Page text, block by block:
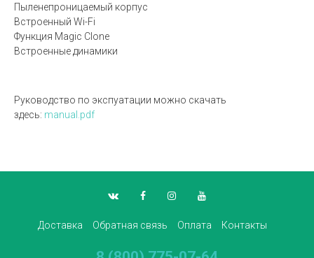
Пыленепроницаемый корпус
Встроенный Wi-Fi
Функция Magic Clone
Встроенные динамики
Руководство по экспуатации можно скачать
здесь: manual.pdf
Доставка Обратная связь Оплата Контакты